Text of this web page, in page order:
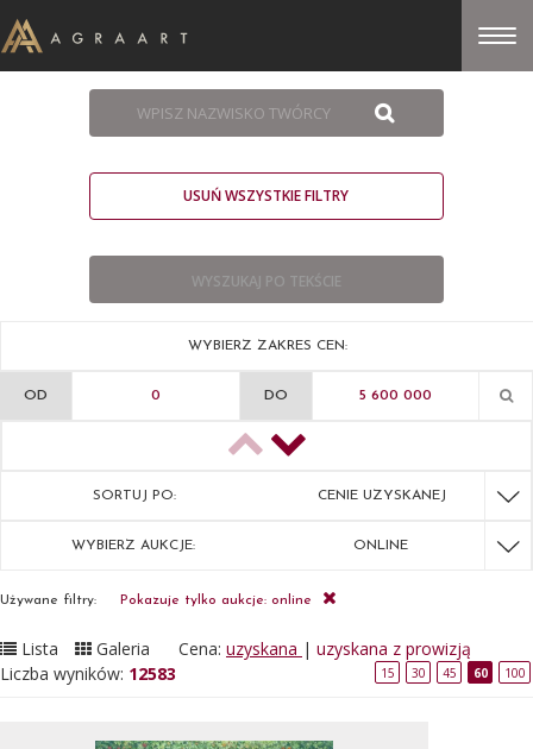
USUŃ WSZYSTKIE FILTRY
WYBIERZ ZAKRES CEN:
OD DO
SORTUJ PO: CENIE UZYSKANEJ
WYBIERZ AUKCJE: ONLINE
Używane filtry: Pokazuje tylko aukcje: online
Lista Galeria Cena: uzyskana | uzyskana z prowizją
Liczba wyników: 12583 15 30 45 60 100